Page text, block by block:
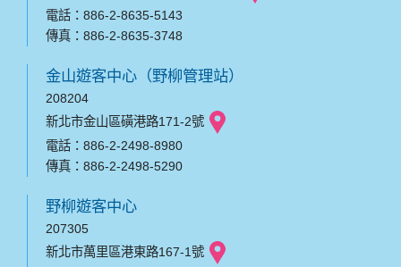
電話：886-2-8635-5143
傳真：886-2-8635-3748
金山遊客中心（野柳管理站）
208204
新北市金山區磺港路171-2號
電話：886-2-2498-8980
傳真：886-2-2498-5290
野柳遊客中心
207305
新北市萬里區港東路167-1號